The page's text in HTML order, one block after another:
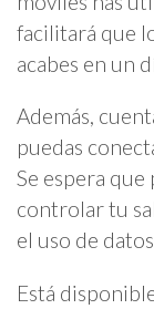
facilitará que
acabes en un
Además,
puedas
Se espera
controlar tu
el uso de
Está